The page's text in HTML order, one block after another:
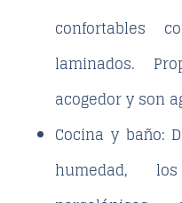
confortables
laminados.
acogedor y son
Cocina y baño:
humedad,